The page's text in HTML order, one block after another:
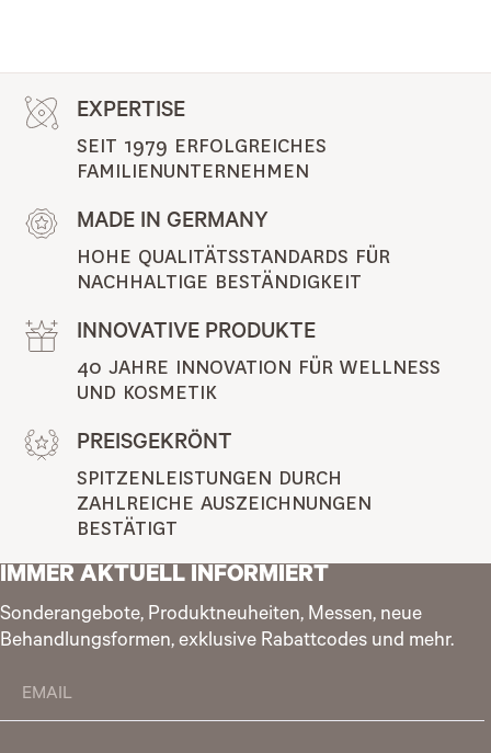
EXPERTISE
SEIT 1979 ERFOLGREICHES
FAMILIENUNTERNEHMEN
MADE IN GERMANY
HOHE QUALITÄTSSTANDARDS FÜR
NACHHALTIGE BESTÄNDIGKEIT
INNOVATIVE PRODUKTE
40 JAHRE INNOVATION FÜR WELLNESS
UND KOSMETIK
PREISGEKRÖNT
SPITZENLEISTUNGEN DURCH
ZAHLREICHE AUSZEICHNUNGEN
BESTÄTIGT
IMMER AKTUELL INFORMIERT
Sonderangebote, Produktneuheiten, Messen, neue
Behandlungsformen, exklusive Rabattcodes und mehr.